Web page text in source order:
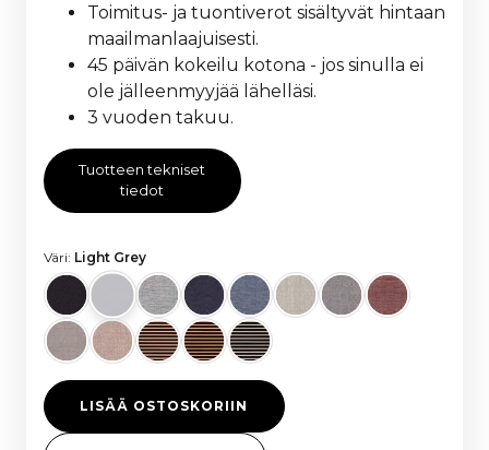
Toimitus- ja tuontiverot sisältyvät hintaan
maailmanlaajuisesti.
45 päivän kokeilu kotona - jos sinulla ei
ole jälleenmyyjää lähelläsi.
3 vuoden takuu.
Tuotteen tekniset
tiedot
Väri: Light Grey
LISÄÄ OSTOSKORIIN